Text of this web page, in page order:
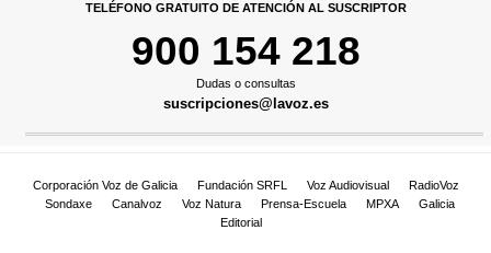
TELÉFONO GRATUITO DE ATENCIÓN AL SUSCRIPTOR
900 154 218
Dudas o consultas
suscripciones@lavoz.es
Corporación Voz de Galicia Fundación SRFL Voz Audiovisual
RadioVoz
Sondaxe
Canalvoz Voz Natura Prensa-Escuela MPXA
Galicia
Editorial